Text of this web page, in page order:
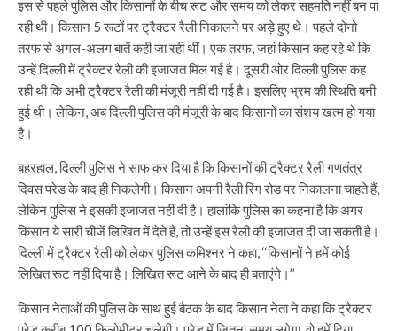
इस से पहले पुलिस और किसानों के बीच रूट और समय को लेकर सहमति नहीं बन पा
रही थी। किसान 5 रूटों पर ट्रैक्टर रैली निकालने पर अड़े हुए थे। पहले दोनो
तरफ से अगल-अलग बातें कही जा रही थीं। एक तरफ, जहां किसान कह रहे थे कि
उन्हें दिल्ली में ट्रैक्टर रैली की इजाजत मिल गई है। दूसरी ओर दिल्ली पुलिस कह
रही थी कि अभी ट्रैक्टर रैली की मंजूरी नहीं दी गई है। इसलिए भ्रम की स्थिति बनी
हुई थी। लेकिन, अब दिल्ली पुलिस की मंजूरी के बाद किसानों का संशय खत्म हो गया
है।
बहरहाल, दिल्ली पुलिस ने साफ कर दिया है कि किसानों की ट्रैक्टर रैली गणतंत्र
दिवस परेड के बाद ही निकलेगी। किसान अपनी रैली रिंग रोड पर निकालना चाहते हैं,
लेकिन पुलिस ने इसकी इजाजत नहीं दी है। हालांकि पुलिस का कहना है कि अगर
किसान ये सारी चीजें लिखित में देते हैं, तो उन्हें इस रैली की इजाजत दी जा सकती है।
दिल्ली में ट्रैक्टर रैली को लेकर पुलिस कमिश्नर ने कहा, ‘‘किसानों ने हमें कोई
लिखित रूट नहीं दिया है। लिखित रूट आने के बाद ही बताएंगे।’’
किसान नेताओं की पुलिस के साथ हुई बैठक के बाद किसान नेता ने कहा कि ट्रैक्टर